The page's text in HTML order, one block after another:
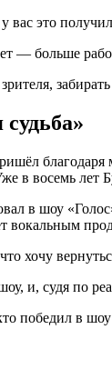
вас это
— больше
в восемь лет
в шоу
вокальным
хочу
и, судя по
победил в